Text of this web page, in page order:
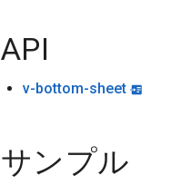
API
v-bottom-sheet
サンプル